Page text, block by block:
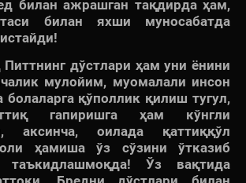
билан ажрашган тақдирда ҳам,
билан яхши муносабатда
дўстлари ҳам уни ёнини
мулойим, муомалали инсон
болаларга қўполлик қилиш тугул,
гапиришга ҳам кўнгли
аксинча, оилада қаттиққўл
ҳамиша ўз сўзини ўтказиб
таъкидлашмоқда! Ўз вақтида